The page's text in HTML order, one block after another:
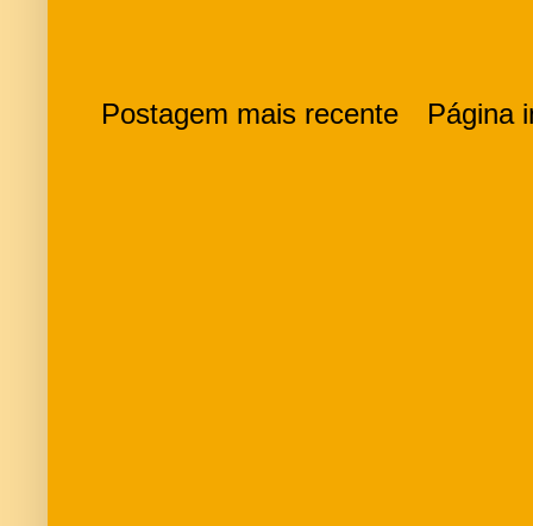
Postagem mais recente Página